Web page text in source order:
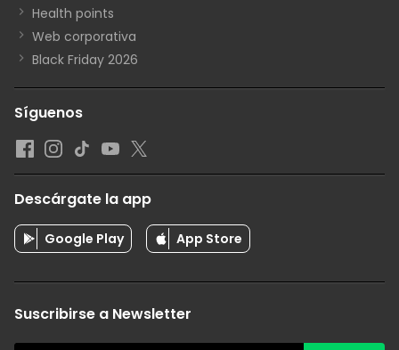
Health points
Web corporativa
Black Friday 2026
Síguenos
Descárgate la app
Google Play App Store
Suscribirse a Newsletter